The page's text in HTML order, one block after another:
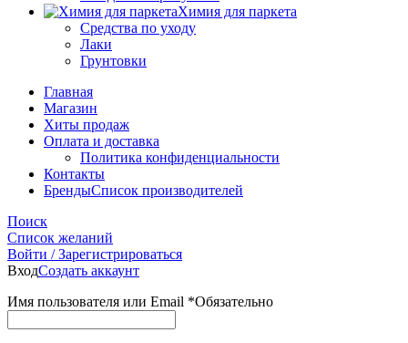
Химия для паркета
Средства по уходу
Лаки
Грунтовки
Главная
Магазин
Хиты продаж
Оплата и доставка
Политика конфиденциальности
Контакты
БрендыСписок производителей
Поиск
Список желаний
Войти / Зарегистрироваться
ВходСоздать аккаунт
Имя пользователя или Email *Обязательно